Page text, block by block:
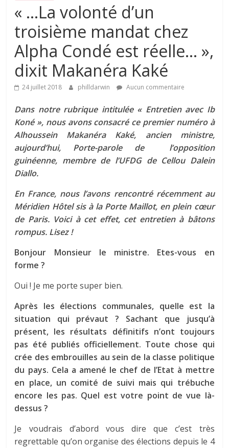
« …La volonté d’un
troisième mandat chez
Alpha Condé est réelle… »,
dixit Makanéra Kaké
24 juillet 2018 philldarwin Aucun commentaire
Dans notre rubrique intitulée « Entretien avec Ib
Koné », nous avons consacré ce premier numéro à
Alhoussein Makanéra Kaké, ancien ministre,
aujourd’hui, Porte-parole de l’opposition
guinéenne, membre de l’UFDG de Cellou Dalein
Diallo.
En France, nous l’avons rencontré récemment au
Méridien Hôtel sis à la Porte Maillot, en plein cœur
de Paris. Voici à cet effet, cet entretien à bâtons
rompus. Lisez !
Bonjour Monsieur le ministre. Etes-vous en
forme ?
Oui ! Je me porte super bien.
Après les élections communales, quelle est la
situation qui prévaut ? Sachant que jusqu’à
présent, les résultats définitifs n’ont toujours
pas été publiés officiellement. Toute chose qui
crée des embrouilles au sein de la classe politique
du pays. Cela a amené le chef de l’Etat à mettre
en place, un comité de suivi mais qui trébuche
encore les pas. Quel est votre point de vue là-
dessus ?
Je voudrais d’abord vous dire que c’est très
regrettable qu’on organise des élections depuis le 4